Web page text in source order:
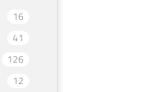
16
41
126
12